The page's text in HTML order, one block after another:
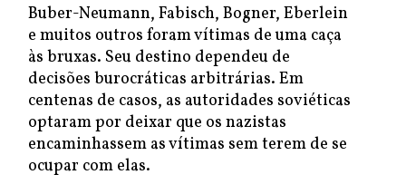
Buber-Neumann, Fabisch, Bogner, Eberlein
e muitos outros foram vítimas de uma caça
às bruxas. Seu destino dependeu de
decisões burocráticas arbitrárias. Em
centenas de casos, as autoridades soviéticas
optaram por deixar que os nazistas
encaminhassem as vítimas sem terem de se
ocupar com elas.